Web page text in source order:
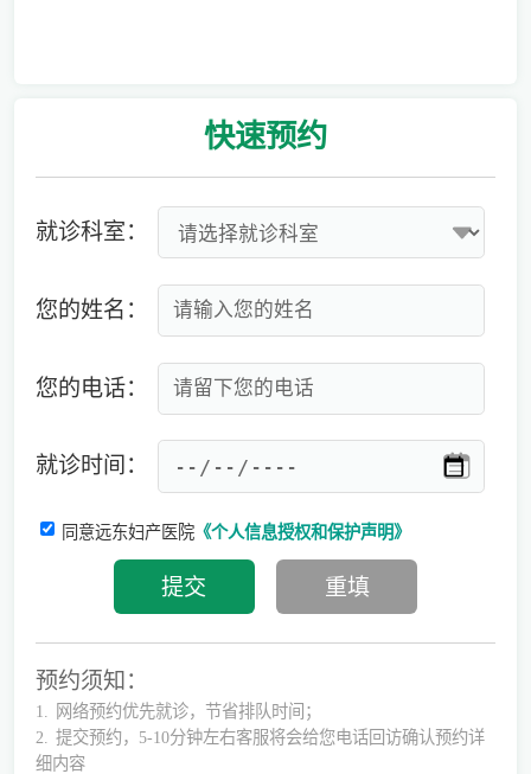
爱有光，愈未来！深圳远东龙岗妇产医院儿童康复专科正式启航！
快速预约
就诊科室：
您的姓名：
您的电话：
就诊时间：
同意远东妇产医院《个人信息授权和保护声明》
预约须知：
1.
网络预约优先就诊，节省排队时间；
2.
提交预约，5-10分钟左右客服将会给您电话回访确认预约详
细内容